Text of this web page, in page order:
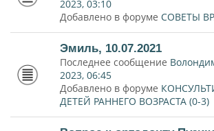
2023, 03:10
Добавлено в форуме СОВЕТЫ
Эмиль, 10.07.2021
Последнее сообщение
2023, 06:45
Добавлено в форуме
ДЕТЕЙ РАННЕГО ВОЗРАСТА (0-3)